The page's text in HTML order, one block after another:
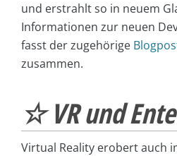
und erstrahlt so in neuem
Informationen zur neuen
fasst der zugehörige
zusammen.
☆ VR und
Virtual Reality erobert auch